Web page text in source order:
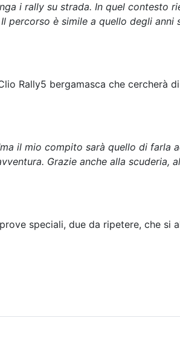
i rally su strada. In quel contesto
è simile a quello degli
Rally5 bergamasca che cercherà
il mio compito sarà quello di farla
Grazie anche alla
speciali, due da ripetere, che si